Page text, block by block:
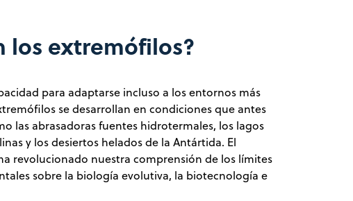
los extremófilos?
para adaptarse incluso a los entornos más
se desarrollan en condiciones que antes
las abrasadoras fuentes hidrotermales, los lagos
y los desiertos helados de la Antártida. El
revolucionado nuestra comprensión de los límites
sobre la biología evolutiva, la biotecnología e